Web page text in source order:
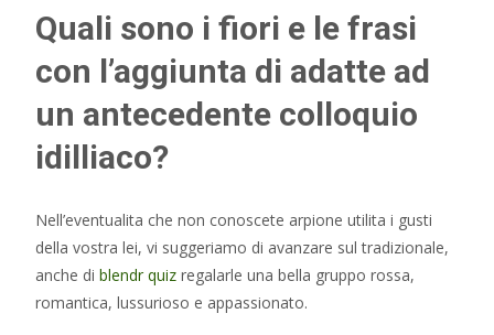
Quali sono i fiori e le frasi
con l’aggiunta di adatte ad
un antecedente colloquio
idilliaco?
Nell’eventualita che non conoscete arpione utilita i gusti
della vostra lei, vi suggeriamo di avanzare sul tradizionale,
anche di blendr quiz regalarle una bella gruppo rossa,
romantica, lussurioso e appassionato.